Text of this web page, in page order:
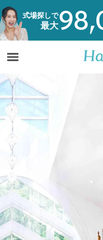
式場探しで
最大